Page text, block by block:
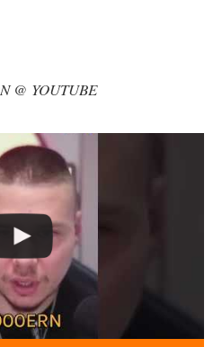
finanziert KI-gesteuerte
Nicht nur das…
gegenwärtige Politik, macht man
Ja,JA und noch einmal JAAA!
@ YOUTUBE